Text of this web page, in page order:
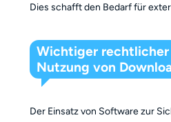
Dies schafft den Bedarf für
Wichtiger rechtlicher
Nutzung von
Der Einsatz von Software zur